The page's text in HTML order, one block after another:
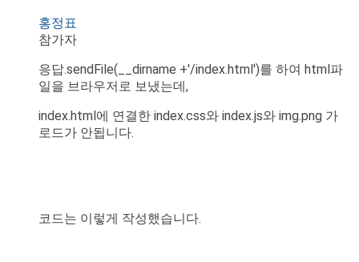
홍정표
참가자
응답.sendFile(__dirname +'/index.html')를 하여 html파
일을 브라우저로 보냈는데,
index.html에 연결한 index.css와 index.js와 img.png 가
로드가 안됩니다.
코드는 이렇게 작성했습니다.